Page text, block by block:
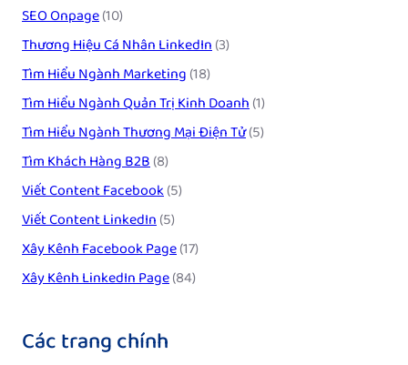
SEO Onpage(10)
Thương Hiệu Cá Nhân LinkedIn(3)
Tìm Hiểu Ngành Marketing(18)
Tìm Hiểu Ngành Quản Trị Kinh Doanh(1)
Tìm Hiểu Ngành Thương Mại Điện Tử(5)
Tìm Khách Hàng B2B(8)
Viết Content Facebook(5)
Viết Content LinkedIn(5)
Xây Kênh Facebook Page(17)
Xây Kênh LinkedIn Page(84)
Các trang chính